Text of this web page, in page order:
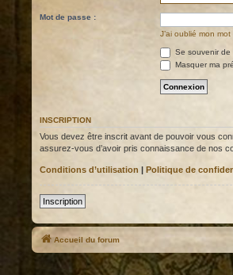
Mot de passe :
J’ai oublié mon
Se souvenir de
Masquer ma
INSCRIPTION
Vous devez être inscrit avant de pouvoir vous
assurez-vous d’avoir pris connaissance de nos
Conditions d’utilisation | Politique de
Inscription
Accueil du forum